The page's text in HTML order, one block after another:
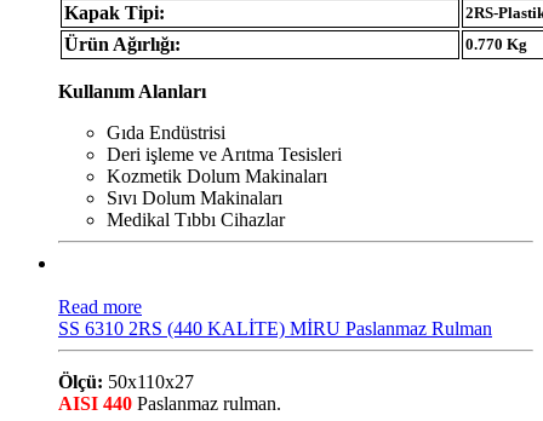
Kapak Tipi: 2RS-
Ürün Ağırlığı: 0.770 Kg
Kullanım Alanları
Gıda Endüstrisi
Deri işleme ve Arıtma Tesisleri
Kozmetik Dolum Makinaları
Sıvı Dolum Makinaları
Medikal Tıbbı Cihazlar
Read more
SS 6310 2RS (440 KALİTE) MİRU Paslanmaz Rulman
Ölçü: 50x110x27
AISI 440 Paslanmaz rulman.